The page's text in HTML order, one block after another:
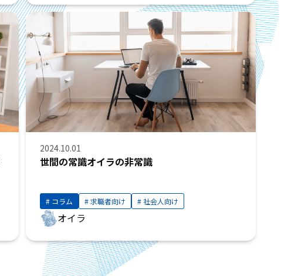
2024.10.01
世間の常識オイラの非常識
コラム 求職者向け 社会人向け
オイラ